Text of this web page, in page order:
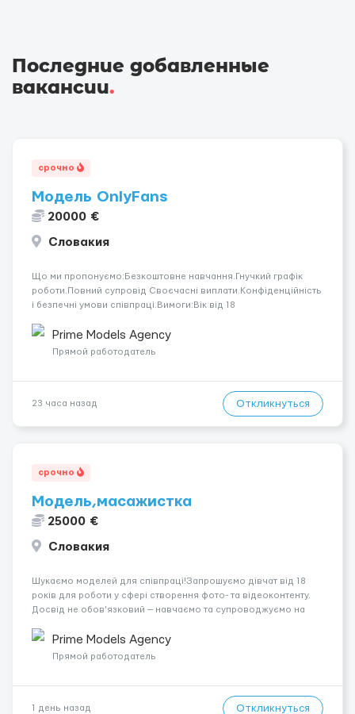
Последние добавленные
вакансии.
срочно
Модель OnlyFans
20000 €
Словакия
Що ми пропонуємо:Безкоштовне навчання.Гнучкий графік
роботи.Повний супровід Своєчасні виплати.Конфіденційність
і безпечні умови співпраці.Вимоги:Вік від 18
розвиватися.Досвід не обов’язковий.Якщо вас зацікавила
вакансія — залишайте відгук, і ми зв’яжемося ...
Prime Models Agency
Прямой работодатель
23 часа назад Откликнуться
срочно
Модель,масажистка
25000 €
Словакия
Шукаємо моделей для співпраці!Запрошуємо дівчат від 18
років для роботи у сфері створення фото- та відеоконтенту.
Досвід не обов’язковий — навчаємо та супроводжуємо на
конфіденційність і професійну підтримку. Працюємо офіційно,
поважаємо особ...
Prime Models Agency
Прямой работодатель
1 день назад Откликнуться